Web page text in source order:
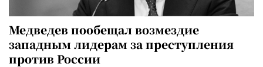
Медведев пообещал возмездие
западным лидерам за преступления
против России